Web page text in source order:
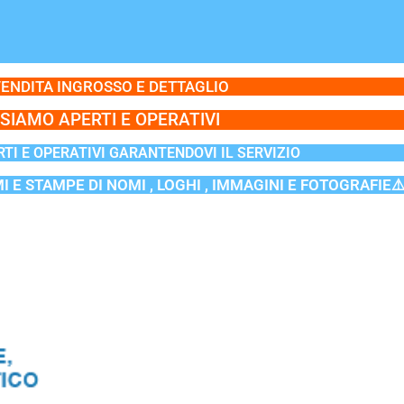
INGROSSO E DETTAGLIO
SIAMO APERTI E OPERATIVI
E OPERATIVI GARANTENDOVI IL SERVIZIO
E STAMPE DI NOMI , LOGHI , IMMAGINI E